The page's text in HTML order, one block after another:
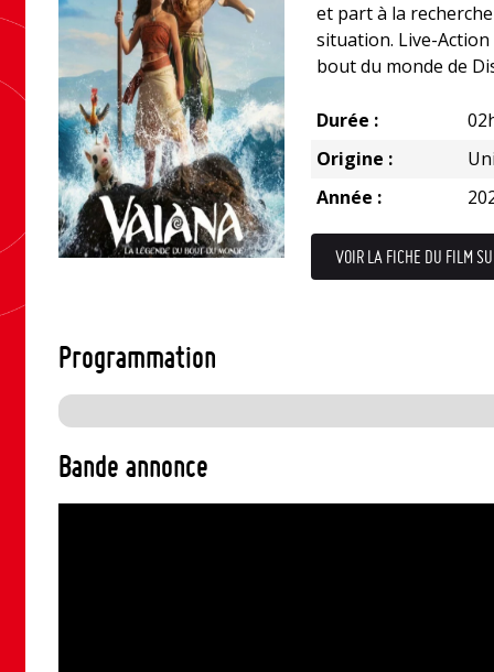
et part à la
situation. Live-Action
bout du monde de
Durée :
Origine :
Année :
VOIR LA FICHE DU FILM
Programmation
Bande annonce